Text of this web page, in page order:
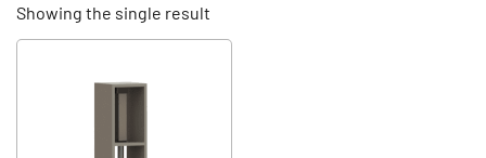
Showing the single result